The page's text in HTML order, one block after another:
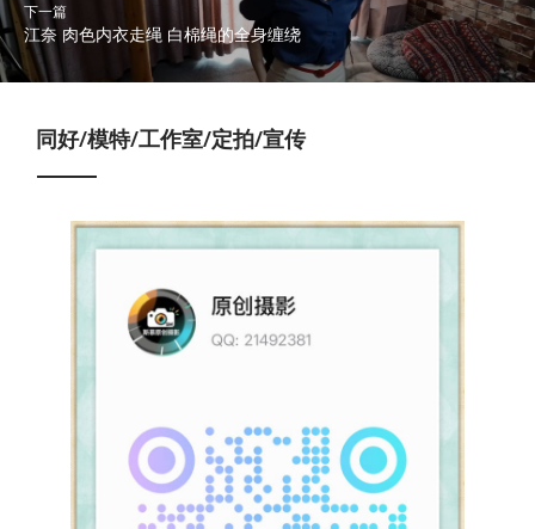
下一篇
江奈 肉色内衣走绳 白棉绳的全身缠绕
同好/模特/工作室/定拍/宣传